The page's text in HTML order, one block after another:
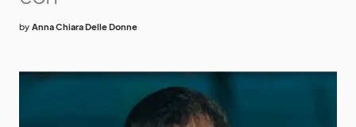
by Anna Chiara Delle Donne